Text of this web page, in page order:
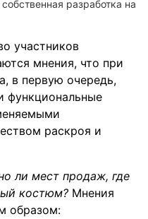
разработка на
участников
мнения, что при
в первую очередь,
функциональные
раскроя и
ли мест продаж, где
костюм? Мнения
образом: